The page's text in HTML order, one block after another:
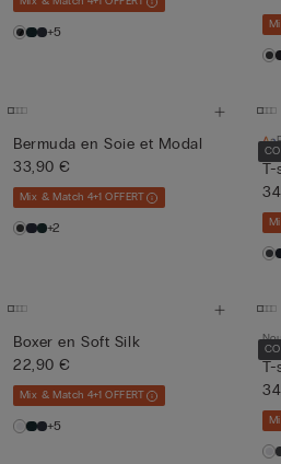
+5
Bermuda en Soie et Modal
33,90 €
Mix & Match 4+1 OFFERT
+2
T-
Boxer en Soft Silk
22,90 €
Mix & Match 4+1 OFFERT
+5
T-